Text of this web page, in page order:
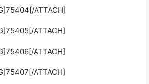
ATTACH]
ATTACH]
ATTACH]
ATTACH]